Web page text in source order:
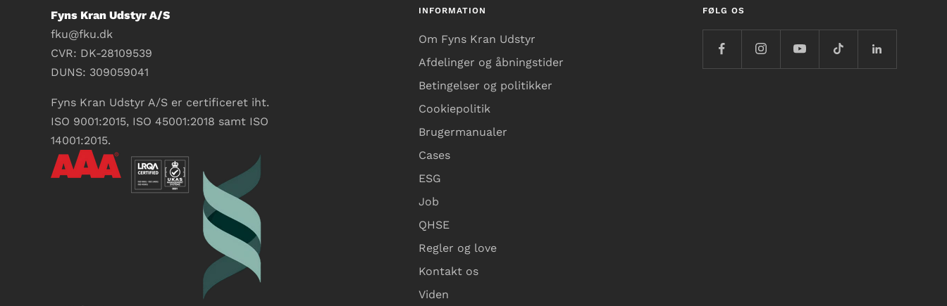
Fyns Kran Udstyr A/S
fku@fku.dk
CVR: DK-28109539
DUNS: 309059041
Fyns Kran Udstyr A/S er certificeret iht.
ISO 9001:2015, ISO 45001:2018 samt ISO
14001:2015.
INFORMATION
Om Fyns Kran Udstyr
Afdelinger og åbningstider
Betingelser og politikker
Cookiepolitik
Brugermanualer
Cases
ESG
Job
QHSE
Regler og love
Kontakt os
Viden
FØLG OS